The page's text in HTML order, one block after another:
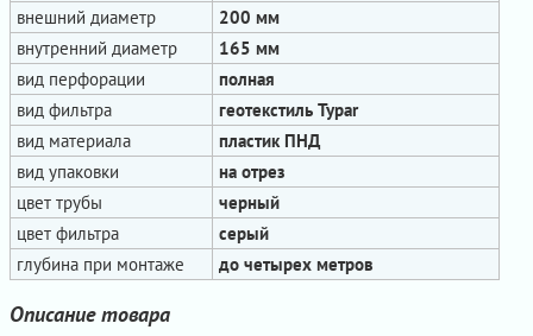
внешний диаметр
200 мм
внутренний диаметр
165 мм
вид перфорации
полная
вид фильтра
геотекстиль Typar
вид материала
пластик ПНД
вид упаковки
на отрез
цвет трубы
черный
цвет фильтра
серый
глубина при монтаже
до четырех метров
Описание товара